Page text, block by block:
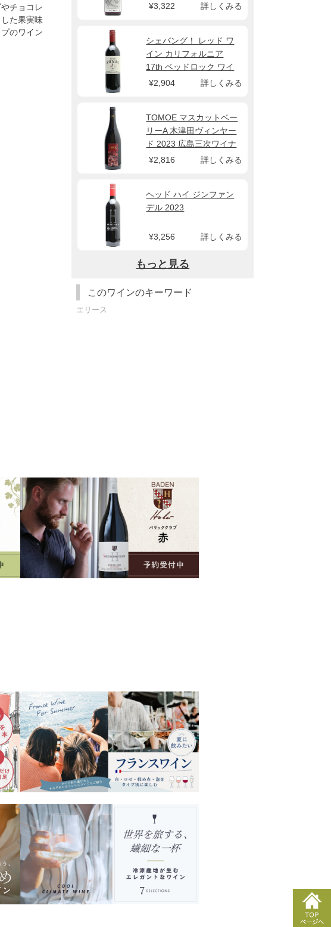
チョコレ
た果実味
のワイン
¥3,322 詳しくみる
シェバング！ レッド ワ
イン カリフォルニア
17th ベッドロック ワイ
ンズ
¥2,904 詳しくみる
TOMOE マスカットベー
リーA 木津田ヴィンヤー
ド 2023 広島三次ワイナ
リー
¥2,816 詳しくみる
ヘッド ハイ ジンファン
デル 2023
¥3,256 詳しくみる
もっと見る
このワインのキーワード
エリース